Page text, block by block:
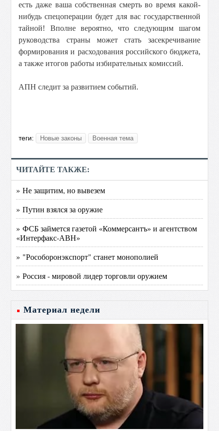
есть даже ваша собственная смерть во время какой-
нибудь спецоперации будет для вас государственной
тайной! Вполне вероятно, что следующим шагом
руководства страны может стать засекречивание
формирования и расходования российского бюджета,
а также итогов работы избирательных комиссий.
АПН следит за развитием событий.
теги: Новые законы Военная тема
ЧИТАЙТЕ ТАКЖЕ:
» Не защитим, но вывезем
» Путин взялся за оружие
» ФСБ займется газетой «Коммерсантъ» и агентством
«Интерфакс-АВН»
» "Рособоронэкспорт" станет монополией
» Россия - мировой лидер торговли оружием
Материал недели